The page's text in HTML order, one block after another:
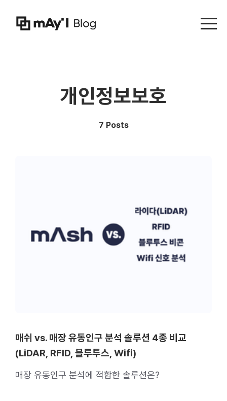
Menu
개인정보보호
7 Posts
매쉬 vs. 매장 유동인구 분석 솔루션 4종 비교
(LiDAR, RFID, 블루투스, Wifi)
매장 유동인구 분석에 적합한 솔루션은?